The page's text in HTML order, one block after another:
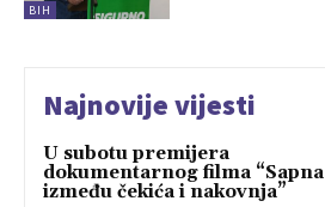
BIH
Najnovije vijesti
U subotu premijera
dokumentarnog filma “Sapna
između čekića i nakovnja”